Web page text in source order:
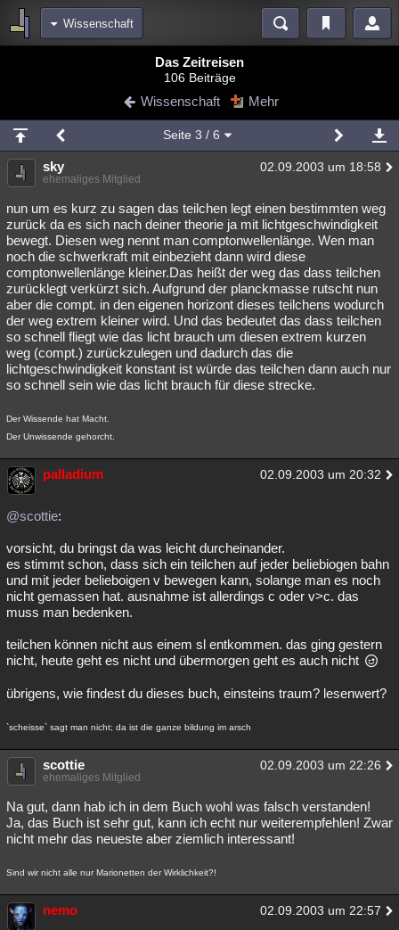
Wissenschaft
Blogs Videos
Chat Wiki Neuigkeiten
meine Rubriken
Menschen Mystery Kriminalfälle
Spiritualität Verschwörungen Technologie Ufologie
Natur Umfragen Unterhaltung
weitere Rubriken
Philosophie Träume Orte Esoterik Literatur
Astronomie Helpdesk Gruppen Gaming Filme
Musik Clash Verbesserungen Allmystery English
Übersichten
Besucht Teilgenommen
Das Zeitreisen
106 Beiträge
Wissenschaft Mehr
Seite 3 / 6
sky 02.09.2003 um 18:58
ehemaliges Mitglied
nun um es kurz zu sagen das teilchen legt einen bestimmten weg
zurück da es sich nach deiner theorie ja mit lichtgeschwindigkeit
bewegt. Diesen weg nennt man comptonwellenlänge. Wen man
noch die schwerkraft mit einbezieht dann wird diese
comptonwellenlänge kleiner.Das heißt der weg das dass teilchen
zurücklegt verkürzt sich. Aufgrund der planckmasse rutscht nun
aber die compt. in den eigenen horizont dieses teilchens wodurch
der weg extrem kleiner wird. Und das bedeutet das dass teilchen
so schnell fliegt wie das licht brauch um diesen extrem kurzen
weg (compt.) zurückzulegen und dadurch das die
lichtgeschwindigkeit konstant ist würde das teilchen dann auch nur
so schnell sein wie das licht brauch für diese strecke.
Der Wissende hat Macht.
Der Unwissende gehorcht.
palladium 02.09.2003 um 20:32
@scottie:
vorsicht, du bringst da was leicht durcheinander.
es stimmt schon, dass sich ein teilchen auf jeder beliebiogen bahn
und mit jeder belieboigen v bewegen kann, solange man es noch
nicht gemassen hat. ausnahme ist allerdings c oder v>c. das
muss man bedenken.
teilchen können nicht aus einem sl entkommen. das ging gestern
nicht, heute geht es nicht und übermorgen geht es auch nicht
übrigens, wie findest du dieses buch, einsteins traum? lesenwert?
`scheisse` sagt man nicht; da ist die ganze bildung im arsch
scottie 02.09.2003 um 22:26
ehemaliges Mitglied
Na gut, dann hab ich in dem Buch wohl was falsch verstanden!
Ja, das Buch ist sehr gut, kann ich echt nur weiterempfehlen! Zwar
nicht mehr das neueste aber ziemlich interessant!
Sind wir nicht alle nur Marionetten der Wirklichkeit?!
nemo 02.09.2003 um 22:57